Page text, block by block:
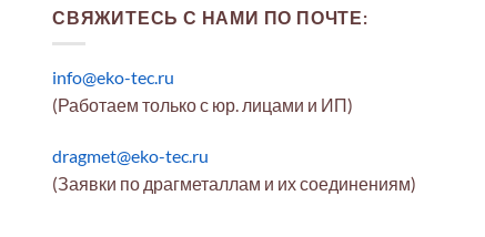
СВЯЖИТЕСЬ С НАМИ ПО ПОЧТЕ:
info@eko-tec.ru
(Работаем только с юр. лицами и ИП)
dragmet@eko-tec.ru
(Заявки по драгметаллам и их соединениям)